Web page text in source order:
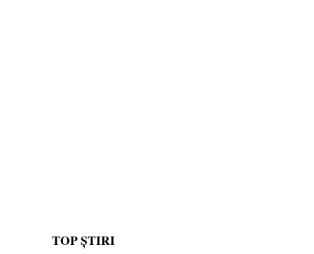
TOP ȘTIRI